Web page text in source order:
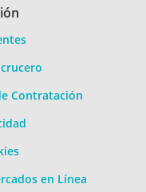
Contratación
en Línea